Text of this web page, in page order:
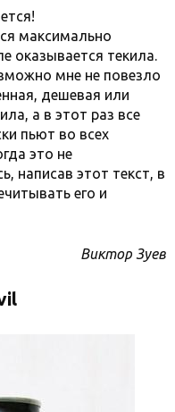
максимально
оказывается текила.
мне не повезло
дешевая или
а в этот раз все
пьют во всех
это не
написав этот текст, в
его и
Виктор Зуев